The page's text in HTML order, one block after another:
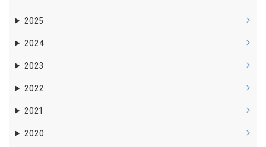
2025
2024
2023
2022
2021
2020